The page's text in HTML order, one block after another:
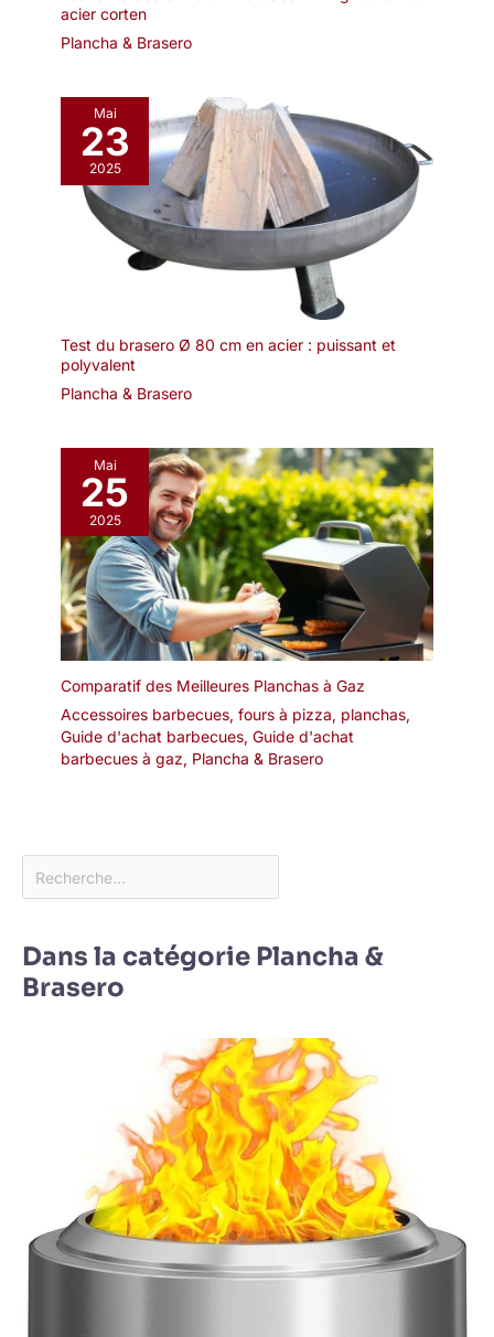
Assez spacieux pour
accueillir plusieurs
personnes – idéal
pour les barbecues
en famille ou les
soirées entre amis.
【Entretien facile,
montage rapide】Ce
brasero exterieur et
sa grille chromée se
à l'eau après usage.
de la pluie et de la
poussière,
prolongeant sa durée
de vie. Le montage
selon la notice est
simple et rapide – un
gain de temps et
d'effort.
acier corten
Plancha & Brasero
Mai
23
2025
Test du brasero Ø 80 cm en acier : puissant et
polyvalent
Plancha & Brasero
Mai
25
2025
Comparatif des Meilleures Planchas à Gaz
Accessoires barbecues, fours à pizza, planchas,
Guide d'achat barbecues, Guide d'achat
barbecues à gaz, Plancha & Brasero
Dans la catégorie Plancha &
Brasero